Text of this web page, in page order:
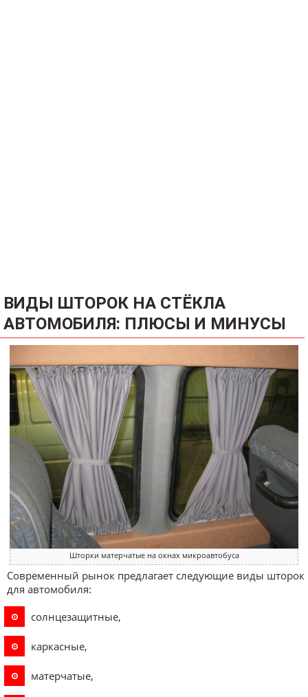
ВИДЫ ШТОРОК НА СТЁКЛА
АВТОМОБИЛЯ: ПЛЮСЫ И МИНУСЫ
Шторки матерчатые на окнах микроавтобуса
Современный рынок предлагает следующие виды шторок
для автомобиля:
солнцезащитные,
каркасные,
матерчатые,